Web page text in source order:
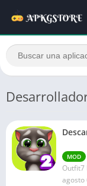
MOD
Outfit7
agosto